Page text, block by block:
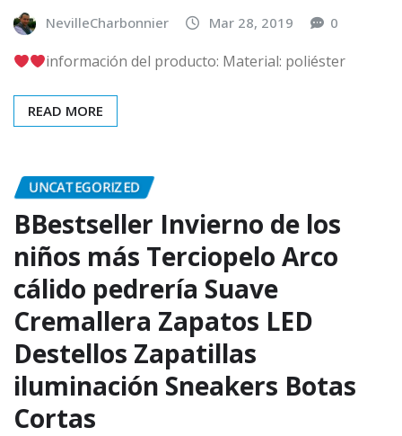
NevilleCharbonnier Mar 28, 2019 0
información del producto: Material: poliéster
READ MORE
UNCATEGORIZED
BBestseller Invierno de los
niños más Terciopelo Arco
cálido pedrería Suave
Cremallera Zapatos LED
Destellos Zapatillas
iluminación Sneakers Botas
Cortas